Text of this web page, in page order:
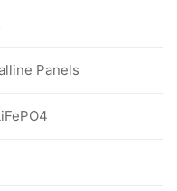
Panels